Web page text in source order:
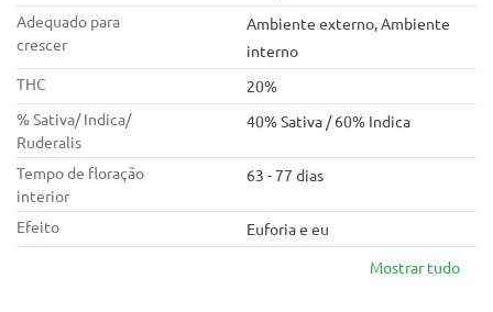
Adequado para
crescer
Ambiente externo, Ambiente
interno
THC
20%
% Sativa/ Indica/
Ruderalis
40% Sativa / 60% Indica
Tempo de floração
interior
63 - 77 dias
Efeito
Euforia e eu
Mostrar tudo